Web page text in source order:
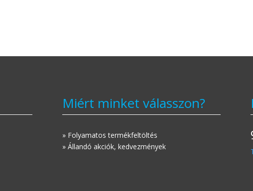
Miért minket válasszon?
» Folyamatos termékfeltöltés
» Állandó akciók, kedvezmények